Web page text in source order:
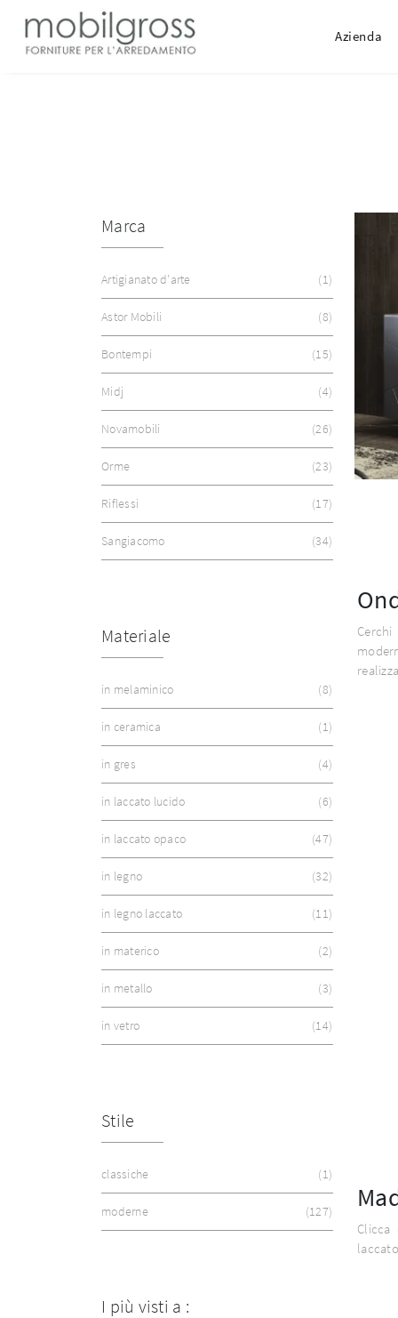
Azienda
Marca
Artigianato d'arte 1
Astor Mobili 8
Bontempi 15
Midj 4
Novamobili 26
Orme 23
Riflessi 17
Sangiacomo 34
Materiale
in melaminico 8
in ceramica 1
in gres 4
in laccato lucido 6
in laccato opaco 47
in legno 32
in legno laccato 11
in materico 2
in metallo 3
in vetro 14
Stile
classiche 1
moderne 127
I più visti a :